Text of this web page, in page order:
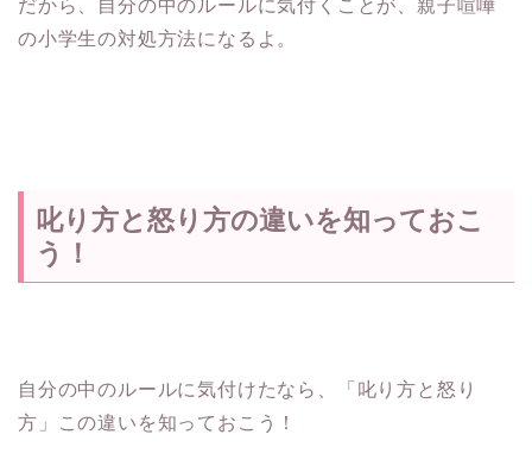
だから、自分の中のルールに気付くことが、親子喧嘩
の小学生の対処方法になるよ。
叱り方と怒り方の違いを知っておこ
う！
自分の中のルールに気付けたなら、「叱り方と怒り
方」この違いを知っておこう！